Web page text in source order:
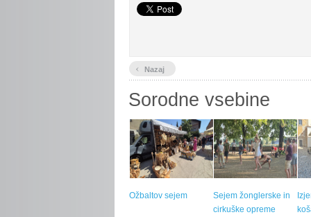
‹ Nazaj
Sorodne vsebine
Ožbaltov sejem
Sejem žonglerske in
cirkuške opreme